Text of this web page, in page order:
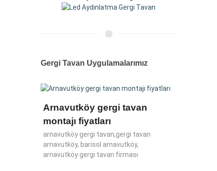
Gergi Tavan Uygulamalarımız
Arnavutköy gergi tavan
montajı fiyatları
arnavutköy gergi tavan,gergi tavan
arnavutköy, barisol arnavutköy,
arnavutköy gergi tavan firması